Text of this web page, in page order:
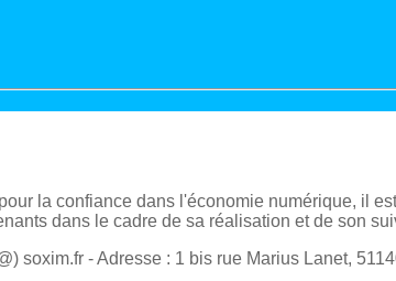
pour la confiance dans l'économie numérique, il
dans le cadre de sa réalisation et de son
soxim.fr - Adresse : 1 bis rue Marius Lanet,